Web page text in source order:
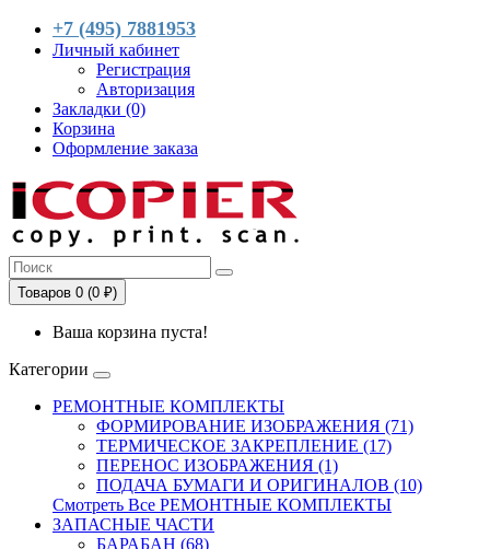
+7 (495) 7881953
Личный кабинет
Регистрация
Авторизация
Закладки (0)
Корзина
Оформление заказа
Товаров 0 (0 ₽)
Ваша корзина пуста!
Категории
РЕМОНТНЫЕ КОМПЛЕКТЫ
ФОРМИРОВАНИЕ ИЗОБРАЖЕНИЯ (71)
ТЕРМИЧЕСКОЕ ЗАКРЕПЛЕНИЕ (17)
ПЕРЕНОС ИЗОБРАЖЕНИЯ (1)
ПОДАЧА БУМАГИ И ОРИГИНАЛОВ (10)
Смотреть Все РЕМОНТНЫЕ КОМПЛЕКТЫ
ЗАПАСНЫЕ ЧАСТИ
БАРАБАН (68)